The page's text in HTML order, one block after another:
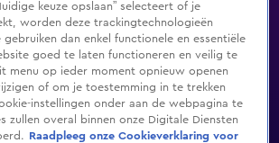
Programma's De Bondgenoten
Shop
keuze opslaan” selecteert of je
worden deze trackingtechnologieën
gebruiken dan enkel functionele en essentiële
goed te laten functioneren en veilig te
menu op ieder moment opnieuw openen
of om je toestemming in te trekken
instellingen onder aan de webpagina te
zullen overal binnen onze Digitale Diensten
Raadpleeg onze Cookieverklaring voor